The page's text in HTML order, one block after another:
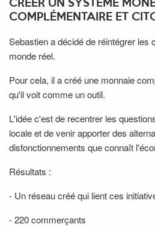
CRÉER UN SYSTÈME
COMPLÉMENTAIRE ET
Sebastien a décidé de réintégrer les
monde réel.
Pour cela, il a créé une monnaie
qu'il voit comme un outil.
L'idée c'est de recentrer les
locale et de venir apporter des
disfonctionnements que connaît
Résultats :
- Un réseau créé qui lient ces
- 220 commerçants